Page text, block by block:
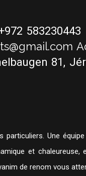
583230443
81,
particuliers. Une équipe
et chaleureuse,
de renom vous